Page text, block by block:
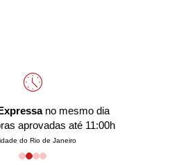
no mesmo dia
aprovadas até 11:00h
do Rio de Janeiro